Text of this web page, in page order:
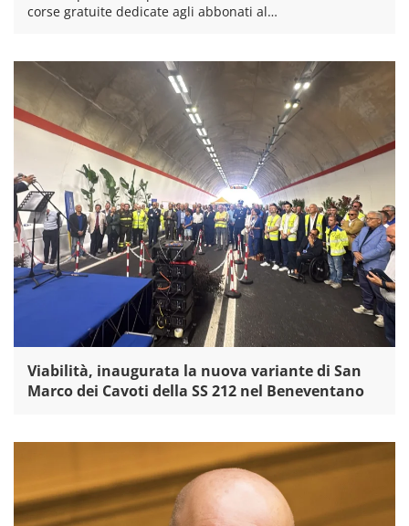
corse gratuite dedicate agli abbonati al…
Viabilità, inaugurata la nuova variante di San
Marco dei Cavoti della SS 212 nel Beneventano